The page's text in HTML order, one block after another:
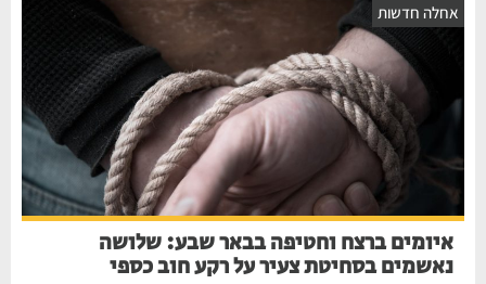
אחלה חדשות
איומים ברצח וחטיפה בבאר שבע: שלושה
נאשמים בסחיטת צעיר על רקע חוב כספי